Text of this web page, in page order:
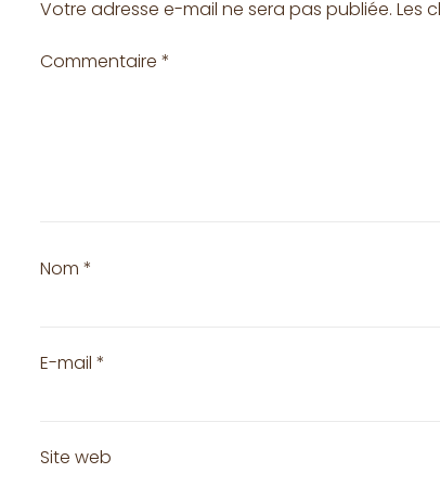
Votre adresse e-mail ne sera pas publiée. Les
Commentaire *
Nom *
E-mail *
Site web